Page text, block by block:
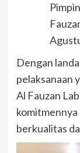
Dengan
pelaksanaan
Al Fauzan
komitmennya
berkualitas